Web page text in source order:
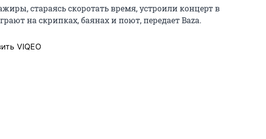
стараясь скоротать время, устроили концерт в
на скрипках, баянах и поют, передает Baza.
VIQEO